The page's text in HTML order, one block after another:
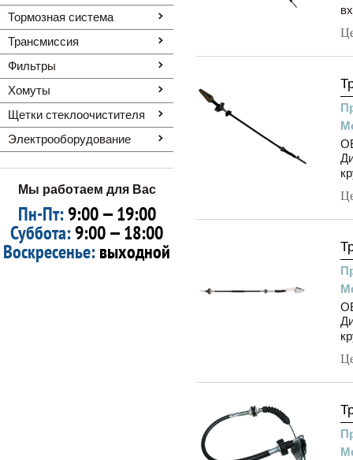
Тормозная система
Трансмиссия
Фильтры
Хомуты
Щетки стеклоочистителя
Электрооборудование
Мы работаем для Вас
Пн-Пт:9:00 — 19:00
Суббота:9:00 — 18:00
Воскресенье:выходной